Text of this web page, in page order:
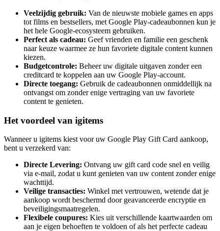
Veelzijdig gebruik: Van de nieuwste mobiele games en apps
tot films en bestsellers, met Google Play-cadeaubonnen kun je
het hele Google-ecosysteem gebruiken.
Perfect als cadeau: Geef vrienden en familie een geschenk
naar keuze waarmee ze hun favoriete digitale content kunnen
kiezen.
Budgetcontrole: Beheer uw digitale uitgaven zonder een
creditcard te koppelen aan uw Google Play-account.
Directe toegang: Gebruik de cadeaubonnen onmiddellijk na
ontvangst om zonder enige vertraging van uw favoriete
content te genieten.
Het voordeel van igitems
Wanneer u igitems kiest voor uw Google Play Gift Card aankoop,
bent u verzekerd van:
Directe Levering: Ontvang uw gift card code snel en veilig
via e-mail, zodat u kunt genieten van uw content zonder enige
wachttijd.
Veilige transacties: Winkel met vertrouwen, wetende dat je
aankoop wordt beschermd door geavanceerde encryptie en
beveiligingsmaatregelen.
Flexibele coupures: Kies uit verschillende kaartwaarden om
aan je eigen behoeften te voldoen of als het perfecte cadeau